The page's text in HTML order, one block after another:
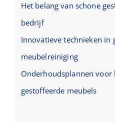
Het belang van schone
bedrijf
Innovatieve technieken in
meubelreiniging
Onderhoudsplannen voor
gestoffeerde meubels